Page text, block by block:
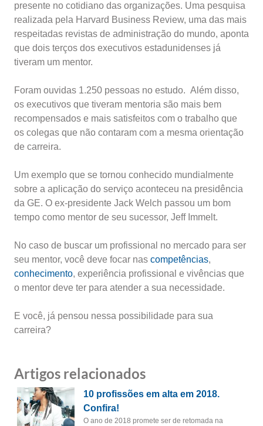
presente no cotidiano das organizações. Uma pesquisa
realizada pela Harvard Business Review, uma das mais
respeitadas revistas de administração do mundo, aponta
que dois terços dos executivos estadunidenses já
tiveram um mentor.
Foram ouvidas 1.250 pessoas no estudo. Além disso,
os executivos que tiveram mentoria são mais bem
recompensados e mais satisfeitos com o trabalho que
os colegas que não contaram com a mesma orientação
de carreira.
Um exemplo que se tornou conhecido mundialmente
sobre a aplicação do serviço aconteceu na presidência
da GE. O ex-presidente Jack Welch passou um bom
tempo como mentor de seu sucessor, Jeff Immelt.
No caso de buscar um profissional no mercado para ser
seu mentor, você deve focar nas competências,
conhecimento, experiência profissional e vivências que
o mentor deve ter para atender a sua necessidade.
E você, já pensou nessa possibilidade para sua
carreira?
Artigos relacionados
10 profissões em alta em 2018.
Confira!
O ano de 2018 promete ser de retomada na